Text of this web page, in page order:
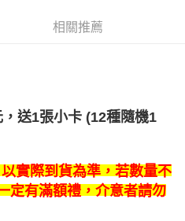
款。
此簡訊中的連結，可透過四大超商／
，方視為交易完成。
繳費，但若您需要取消訂單，請聯絡
」之結帳頁面顯示為準，若有關於
相關疑問，請聯繫「AFTEE先享後付
)免運費
)免運費
相關推薦
，送1張小卡 (12種隨機1
實際到貨為準，若數量不
定有滿額禮，介意者請勿